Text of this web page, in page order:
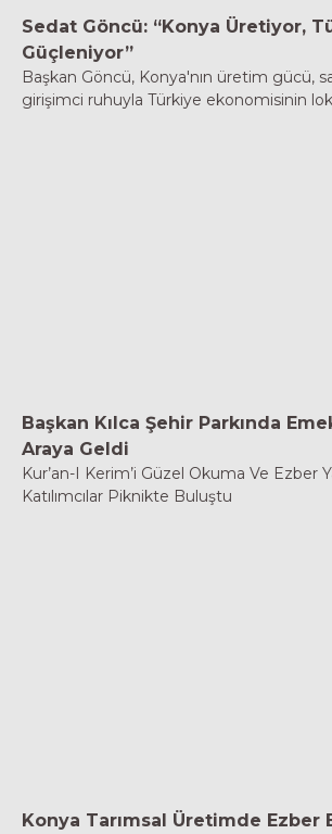
Sedat Göncü: “Konya Üretiyor,
Güçleniyor”
Başkan Göncü, Konya'nın üretim gücü,
girişimci ruhuyla Türkiye ekonomisinin
Başkan Kılca Şehir Parkında
Araya Geldi
Kur’an-I Kerim’i Güzel Okuma Ve Ezber
Katılımcılar Piknikte Buluştu
Konya Tarımsal Üretimde Ezber